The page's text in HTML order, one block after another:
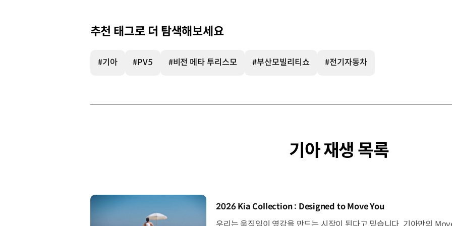
추천 태그로 더 탐색해보세요
#기아 #PV5 #비전 메타 투리스모 #부산모빌리티쇼 #전기자동차
기아 재생 목록
[동영상]
2026 Kia Collection : Designed to Move You